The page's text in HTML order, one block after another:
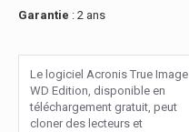
Garantie : 2 ans
Le logiciel Acronis True Image
WD Edition, disponible en
téléchargement gratuit, peut
cloner des lecteurs et